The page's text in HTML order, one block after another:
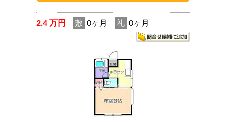
2.4 万円 敷 0ヶ月 礼 0ヶ月